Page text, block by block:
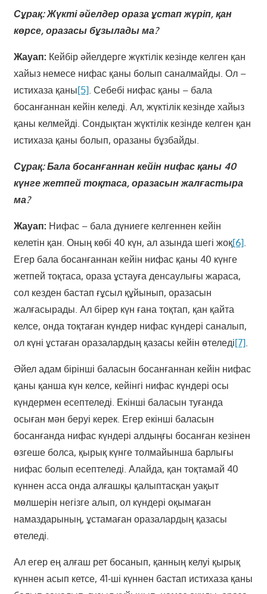
Сұрақ: Жүкті әйелдер ораза ұстап жүріп, қан
көрсе, оразасы бұзылады ма?
Жауап: Кейбір әйелдерге жүктілік кезінде келген қан
хайыз немесе нифас қаны болып саналмайды. Ол –
истихаза қаны[5]. Себебі нифас қаны – бала
босанғаннан кейін келеді. Ал, жүктілік кезінде хайыз
қаны келмейді. Сондықтан жүктілік кезінде келген қан
истихаза қаны болып, оразаны бұзбайды.
Сұрақ: Бала босанғаннан кейін нифас қаны 40
күнге жетпей тоқтаса, оразасын жалғастыра
ма?
Жауап: Нифас – бала дүниеге келгеннен кейін
келетін қан. Оның көбі 40 күн, ал азында шегі жоқ[6].
Егер бала босанғаннан кейін нифас қаны 40 күнге
жетпей тоқтаса, ораза ұстауға денсаулығы жараса,
сол кезден бастап ғұсыл құйынып, оразасын
жалғасырады. Ал бірер күн ғана тоқтап, қан қайта
келсе, онда тоқтаған күндер нифас күндері саналып,
ол күні ұстаған оразалардың қазасы кейін өтеледі[7].
Әйел адам бірінші баласын босанғаннан кейін нифас
қаны қанша күн келсе, кейінгі нифас күндері осы
күндермен есептеледі. Екінші баласын туғанда
осыған мән беруі керек. Егер екінші баласын
босанғанда нифас күндері алдыңғы босанған кезінен
өзгеше болса, қырық күнге толмайынша барлығы
нифас болып есептеледі. Алайда, қан тоқтамай 40
күннен асса онда алғашқы қалыптасқан уақыт
мөлшерін негізге алып, ол күндері оқымаған
намаздарының, ұстамаған оразалардың қазасы
өтеледі.
Ал егер ең алғаш рет босанып, қанның келуі қырық
күннен асып кетсе, 41-ші күннен бастап истихаза қаны